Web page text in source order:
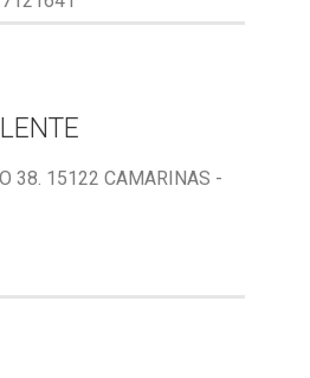
38. 15122 CAMARINAS -